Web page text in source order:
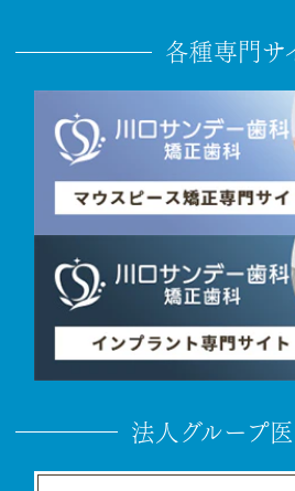
各種専門サ
法人グループ